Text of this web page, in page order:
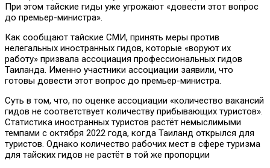
При этом тайские гиды уже угрожают «довести этот вопрос
до премьер-министра».
Как сообщают тайские СМИ, принять меры против
нелегальных иностранных гидов, которые «воруют их
работу» призвала ассоциация профессиональных гидов
Таиланда. Именно участники ассоциации заявили, что
готовы довести этот вопрос до премьер-министра.
Суть в том, что, по оценке ассоциации «количество вакансий
гидов не соответствует количеству прибывающих туристов».
Статистика иностранных туристов растёт немыслимыми
темпами с октября 2022 года, когда Таиланд открылся для
туристов. Однако количество рабочих мест в сфере туризма
для тайских гидов не растёт в той же пропорции